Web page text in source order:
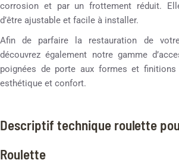
corrosion et par un frottement réduit.
d’être ajustable et facile à installer.
Afin de parfaire la restauration de
découvrez également notre gamme
poignées de porte aux formes et
esthétique et confort.
Descriptif technique roulette
Roulette